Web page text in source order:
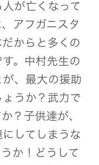
が亡くなって
アフガニスタ
からと多くの
。中村先生の
、最大の援助
うか？武力で
？子供達が、
してしまうな
か！どうして